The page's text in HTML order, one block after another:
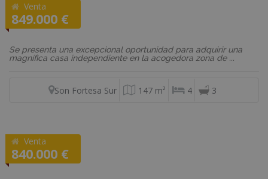
Venta
849.000 €
REF: VD572
Casa
Se presenta una excepcional oportunidad para adquirir una
magnífica casa independiente en la acogedora zona de ...
Son Fortesa Sur 147 m² 4 3
Venta
840.000 €
REF: F2452
Finca rústica